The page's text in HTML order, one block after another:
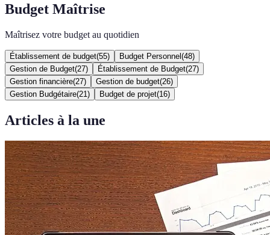
Budget Maîtrise
Maîtrisez votre budget au quotidien
Établissement de budget(55) Budget Personnel (48)
Gestion de Budget(27) Établissement de Budget(27)
Gestion financière(27) Gestion de budget(26)
Gestion Budgétaire(21 ) Budget de projet(16)
Articles à la une